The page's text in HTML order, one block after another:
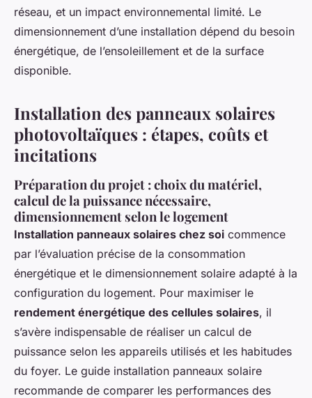
réseau, et un impact environnemental limité. Le
dimensionnement d’une installation dépend du besoin
énergétique, de l’ensoleillement et de la surface
disponible.
Installation des panneaux solaires
photovoltaïques : étapes, coûts et
incitations
Préparation du projet : choix du matériel,
calcul de la puissance nécessaire,
dimensionnement selon le logement
Installation panneaux solaires chez soi commence
par l’évaluation précise de la consommation
énergétique et le dimensionnement solaire adapté à la
configuration du logement. Pour maximiser le
rendement énergétique des cellules solaires, il
s’avère indispensable de réaliser un calcul de
puissance selon les appareils utilisés et les habitudes
du foyer. Le guide installation panneaux solaire
recommande de comparer les performances des